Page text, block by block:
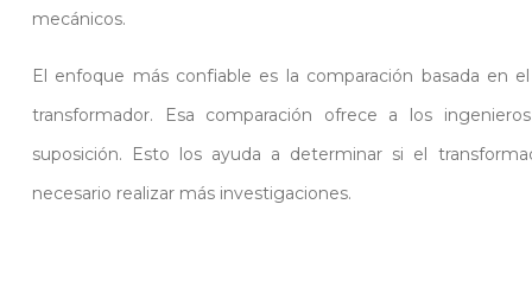
mecánicos.
El enfoque más confiable es la comparación basada en
transformador. Esa comparación ofrece a los
suposición. Esto los ayuda a determinar si el
necesario realizar más investigaciones.